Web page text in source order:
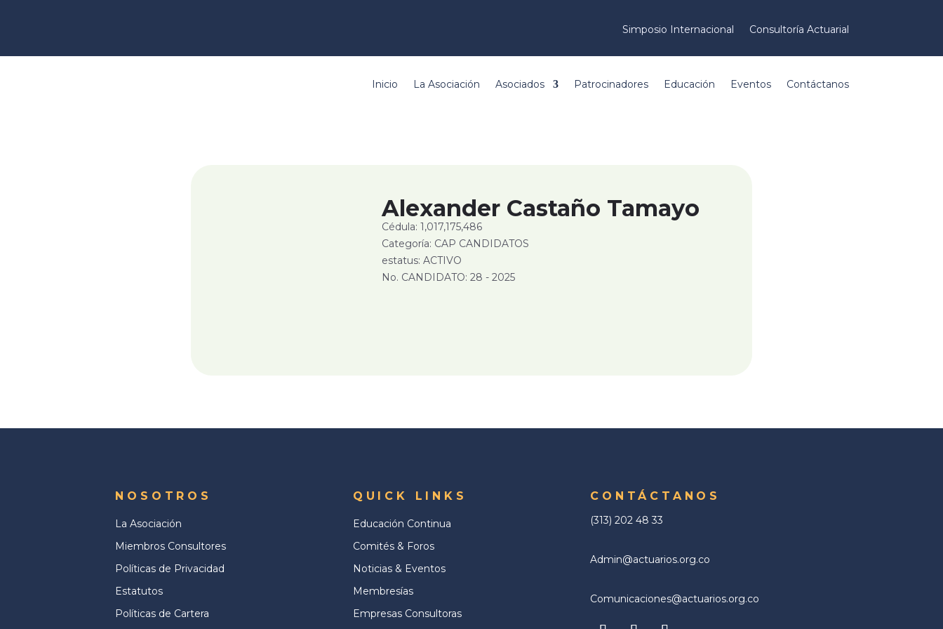
Simposio Internacional Consultoría Actuarial
Inicio La Asociación Asociados Patrocinadores Educación Eventos Contáctanos
Alexander Castaño Tamayo
Cédula: 1,017,175,486
Categoría: CAP CANDIDATOS
estatus: ACTIVO
No. CANDIDATO: 28 - 2025
NOSOTROS
La Asociación
Miembros Consultores
Políticas de Privacidad
Estatutos
Políticas de Cartera
QUICK LINKS
Educación Continua
Comités & Foros
Noticias & Eventos
Membresías
Empresas Consultoras
CONTÁCTANOS
(313) 202 48 33
Admin@actuarios.org.co
Comunicaciones@actuarios.org.co